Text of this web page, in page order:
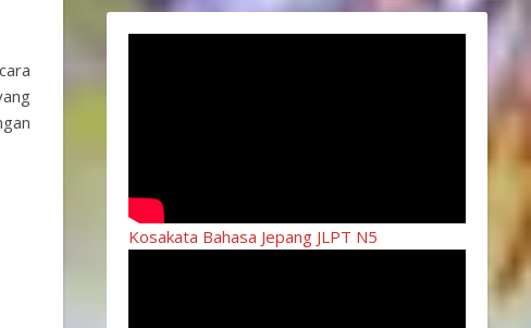
Kosakata Bahasa Jepang JLPT N5